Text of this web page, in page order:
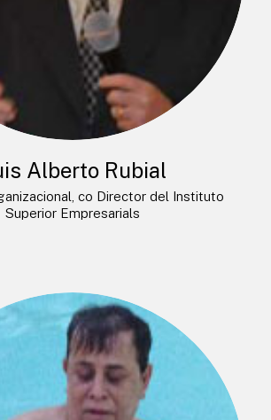
Alberto Rubial
co Director del Instituto
Superior Empresarials